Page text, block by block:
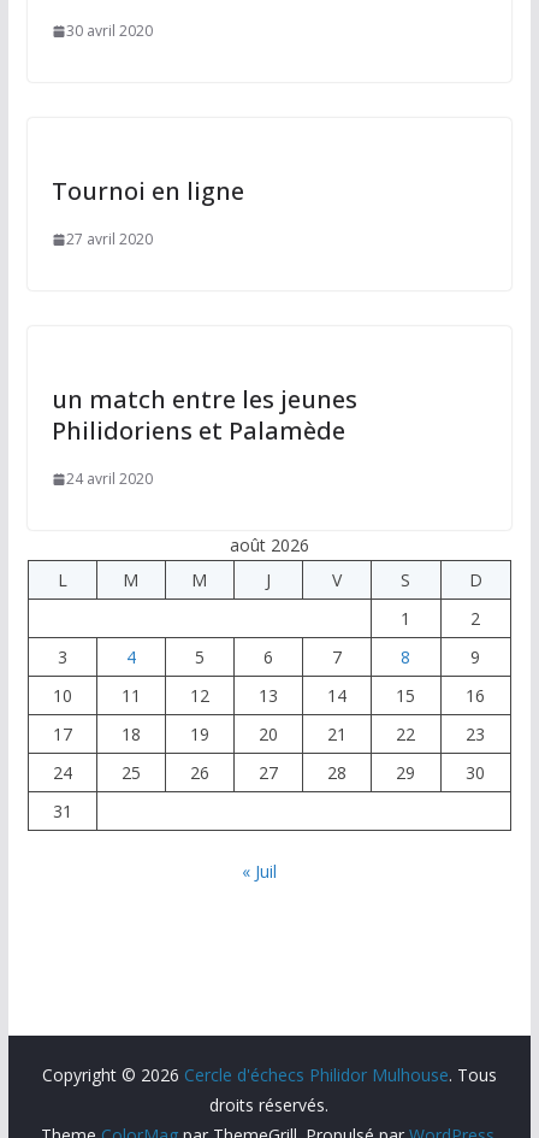
30 avril 2020
Tournoi en ligne
27 avril 2020
un match entre les jeunes
Philidoriens et Palamède
24 avril 2020
août 2026
L
M M J V S
D
1
2
3
4 5 6 7 8
9
10
11 12 13 14 15
16
17
18 19 20 21 22
23
24
25 26 27 28 29
30
31
« Juil
Copyright © 2026 Cercle d'échecs Philidor Mulhouse. Tous
droits réservés.